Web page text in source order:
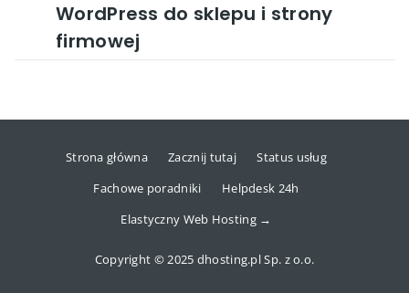
WordPress do sklepu i strony
firmowej
Strona główna Zacznij tutaj
Status usług
Fachowe poradniki
Helpdesk 24h
Elastyczny Web Hosting →
Copyright © 2025 dhosting.pl Sp. z o.o.